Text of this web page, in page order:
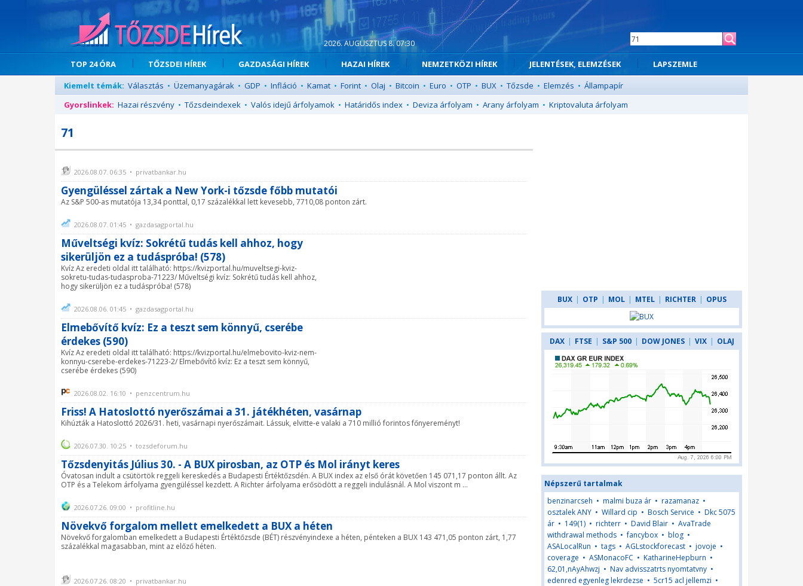
2026. AUGUSZTUS 8. 07:30
TOP 24 ÓRA TŐZSDEI HÍREK GAZDASÁGI HÍREK HAZAI HÍREK NEMZETKÖZI HÍREK JELENTÉSEK, ELEMZÉSEK
LAPSZEMLE
Kiemelt témák: Választás • Üzemanyagárak • GDP • Infláció • Kamat • Forint • Olaj • Bitcoin • Euro • OTP • BUX • Tőzsde • Elemzés • Állampapír
Gyorslinkek: Hazai részvény • Tőzsdeindexek • Valós idejű árfolyamok • Határidős index • Deviza árfolyam • Arany árfolyam • Kriptovaluta árfolyam
71
2026.08.07. 06:35 • privatbankar.hu
Gyengüléssel zártak a New York-i tőzsde főbb mutatói
Az S&P 500-as mutatója 13,34 ponttal, 0,17 százalékkal lett kevesebb, 7710,08 ponton zárt.
2026.08.07. 01:45 • gazdasagportal.hu
Műveltségi kvíz: Sokrétű tudás kell ahhoz, hogy
sikerüljön ez a tudáspróba! (578)
Kvíz Az eredeti oldal itt található: https://kvizportal.hu/muveltsegi-kviz-
sokretu-tudas-tudasproba-71223/ Műveltségi kvíz: Sokrétű tudás kell ahhoz,
hogy sikerüljön ez a tudáspróba! (578)
2026.08.06. 01:45 • gazdasagportal.hu
Elmebővítő kvíz: Ez a teszt sem könnyű, cserébe
érdekes (590)
Kvíz Az eredeti oldal itt található: https://kvizportal.hu/elmebovito-kviz-nem-
konnyu-cserebe-erdekes-71223-2/ Elmebővítő kvíz: Ez a teszt sem könnyű,
cserébe érdekes (590)
2026.08.02. 16:10 • penzcentrum.hu
Friss! A Hatoslottó nyerőszámai a 31. játékhéten, vasárnap
Kihúzták a Hatoslottó 2026/31. heti, vasárnapi nyerőszámait. Lássuk, elvitte-e valaki a 710 millió forintos főnyereményt!
2026.07.30. 10:25 • tozsdeforum.hu
Tőzsdenyitás Július 30. - A BUX pirosban, az OTP és Mol irányt keres
Óvatosan indult a csütörtök reggeli kereskedés a Budapesti Értéktőzsdén. A BUX index az első órát követően 145 071,17 ponton állt. Az
OTP és a Telekom árfolyama gyengüléssel kezdett. A Richter árfolyama erősödött a reggeli indulásnál. A Mol viszont m ...
2026.07.26. 09:00 • profitline.hu
Növekvő forgalom mellett emelkedett a BUX a héten
Növekvő forgalomban emelkedett a Budapesti Értéktőzsde (BÉT) részvényindexe a héten, pénteken a BUX 143 471,05 ponton zárt, 1,77
százalékkal magasabban, mint az előző héten.
2026.07.26. 08:20 • privatbankar.hu
BUX | OTP | MOL | MTEL | RICHTER | OPUS
DAX | FTSE | S&P 500 | DOW JONES | VIX | OLAJ
Népszerű tartalmak
benzinarcseh • malmi buza ár • razamanaz •
osztalek ANY • Willard cip • Bosch Service • Dkc 5075
ár • 149(1) • richterr • David Blair • AvaTrade
withdrawal methods •fancybox • blog •
ASALocalRun • tags • AGLstockforecast • jovoje •
coverage • ASMonacoFC • KatharineHepburn •
62,01,nAyAhwzj • Nav advisszatrts nyomtatvny •
edenred egyenleg lekrdezse • 5cr15 acl jellemzi •